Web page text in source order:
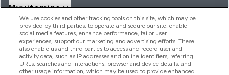
Myvitamins
Offerte & Sconti
We use cookies and other tracking tools on this site, which may be
provided by third parties, to operate and secure our site, enable
social media features, enhance performance, tailor user
experiences, support our marketing and advertising efforts. These
also enable us and third parties to access and record user and
activity data, such as IP addresses and online identifiers, referring
URLs, searches and interactions, browser and device details, and
other usage information, which may be used to provide enhanced